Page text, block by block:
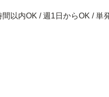
以内OK / 週1日からOK / 単